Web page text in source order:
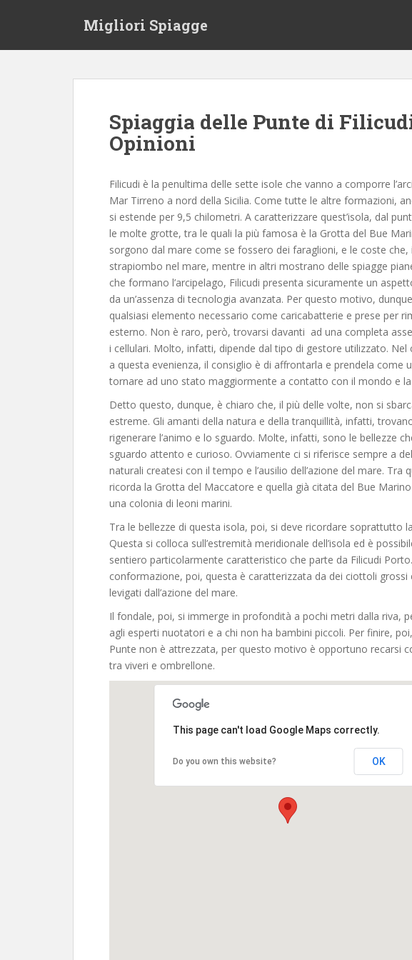
Migliori Spiagge
Spiaggia delle Punte di
Opinioni
Filicudi è la penultima delle sette isole che vanno a comporre
Mar Tirreno a nord della Sicilia. Come tutte le altre formazioni,
si estende per 9,5 chilometri. A caratterizzare quest’isola, dal
le molte grotte, tra le quali la più famosa è la Grotta del Bue
sorgono dal mare come se fossero dei faraglioni, e le coste che,
strapiombo nel mare, mentre in altri mostrano delle spiagge
che formano l’arcipelago, Filicudi presenta sicuramente un
da un’assenza di tecnologia avanzata. Per questo motivo,
qualsiasi elemento necessario come caricabatterie e prese per
esterno. Non è raro, però, trovarsi davanti ad una completa
i cellulari. Molto, infatti, dipende dal tipo di gestore utilizzato.
a questa evenienza, il consiglio è di affrontarla e prendela come
tornare ad uno stato maggiormente a contatto con il mondo e
Detto questo, dunque, è chiaro che, il più delle volte, non si
estreme. Gli amanti della natura e della tranquillità, infatti,
rigenerare l’animo e lo sguardo. Molte, infatti, sono le bellezze
sguardo attento e curioso. Ovviamente ci si riferisce sempre a
naturali createsi con il tempo e l’ausilio dell’azione del mare.
ricorda la Grotta del Maccatore e quella già citata del Bue
una colonia di leoni marini.
Tra le bellezze di questa isola, poi, si deve ricordare soprattutto
Questa si colloca sull’estremità meridionale dell’isola ed è
sentiero particolarmente caratteristico che parte da Filicudi
conformazione, poi, questa è caratterizzata da dei ciottoli
levigati dall’azione del mare.
Il fondale, poi, si immerge in profondità a pochi metri dalla riva,
agli esperti nuotatori e a chi non ha bambini piccoli. Per finire,
Punte non è attrezzata, per questo motivo è opportuno recarsi
tra viveri e ombrellone.
This page can't load Google Maps correctly.
Do you own this website? OK